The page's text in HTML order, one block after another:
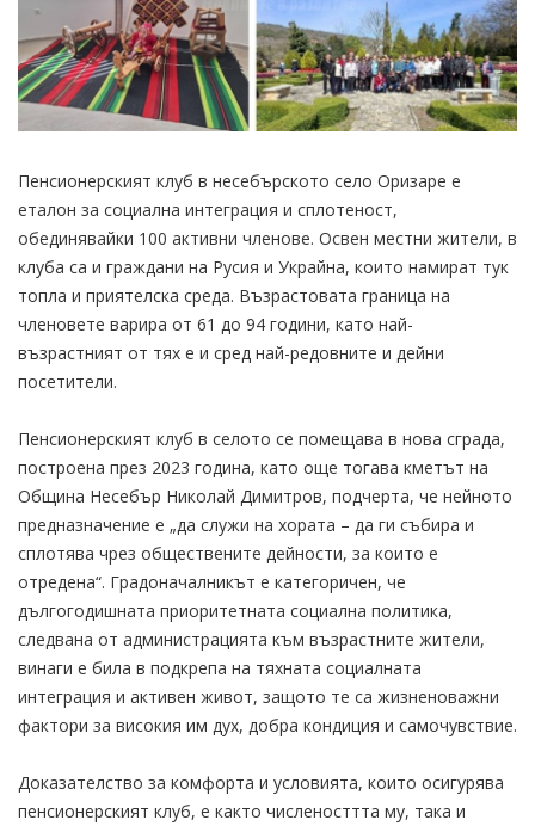
Пенсионерският клуб в несебърското село Оризаре е
еталон за социална интеграция и сплотеност,
обединявайки 100 активни членове. Освен местни жители, в
клуба са и граждани на Русия и Украйна, които намират тук
топла и приятелска среда. Възрастовата граница на
членовете варира от 61 до 94 години, като най-
възрастният от тях е и сред най-редовните и дейни
посетители.
Пенсионерският клуб в селото се помещава в нова сграда,
построена през 2023 година, като още тогава кметът на
Община Несебър Николай Димитров, подчерта, че нейното
предназначение е „да служи на хората – да ги събира и
сплотява чрез обществените дейности, за които е
отредена“. Градоначалникът е категоричен, че
дългогодишната приоритетната социална политика,
следвана от администрацията към възрастните жители,
винаги е била в подкрепа на тяхната социалната
интеграция и активен живот, защото те са жизненоважни
фактори за високия им дух, добра кондиция и самочувствие.
Доказателство за комфорта и условията, които осигурява
пенсионерският клуб, е както численосттта му, така и